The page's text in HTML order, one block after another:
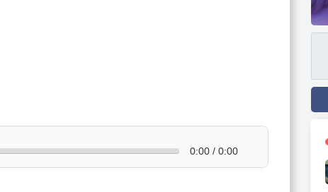
0:00 / 0:00